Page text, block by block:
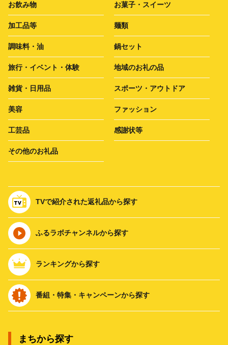
お飲み物 お菓子・スイーツ
加工品等 麺類
調味料・油 鍋セット
旅行・イベント・体験 地域のお礼の品
雑貨・日用品 スポーツ・アウトドア
美容 ファッション
工芸品 感謝状等
その他のお礼品
TVで紹介された返礼品から探す
ふるラボチャンネルから探す
ランキングから探す
番組・特集・キャンペーンから探す
まちから探す